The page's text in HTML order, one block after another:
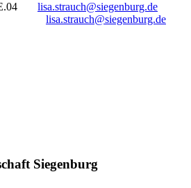
lisa.strauch@siegenburg.de
Siegenburg